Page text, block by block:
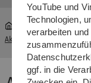
Akademischer Mittelbau
YouTube und
Technologien,
verarbeiten
ggf. in die